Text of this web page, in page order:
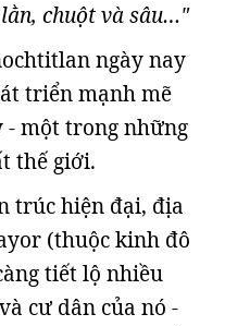
chuột và sâu…"
ngày nay
triển mạnh mẽ
- một trong những
thế giới.
​​trúc hiện đại, địa
(thuộc kinh đô
tiết lộ nhiều
cư dân của nó -